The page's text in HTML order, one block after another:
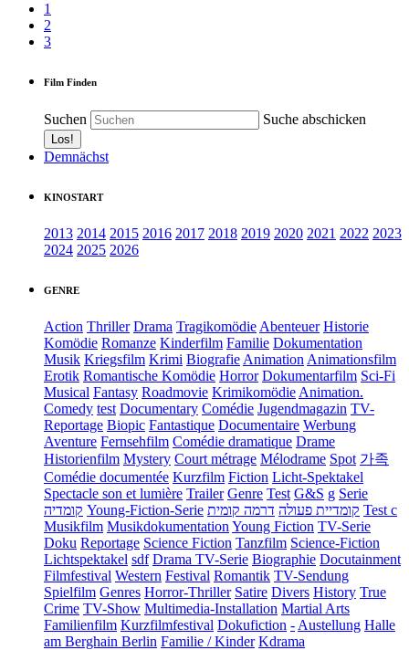
1
2
3
Film Finden
Suchen Suche abschicken
Demnächst
KINOSTART
2013 2014 2015 2016 2017 2018 2019 2020 2021 2022 2023
2024 2025 2026
GENRE
Action Thriller Drama Tragikomödie Abenteuer Historie
Komödie Romanze Kinderfilm Familie Dokumentation
Musik Kriegsfilm Krimi Biografie Animation Animationsfilm
Erotik Romantische Komödie Horror Dokumentarfilm Sci-Fi
Musical Fantasy Roadmovie Krimikomödie Animation.
Comedy test Documentary Comédie Jugendmagazin TV-
Reportage Biopic Fantastique Documentaire Werbung
Aventure Fernsehfilm Comédie dramatique Drame
Historienfilm Mystery Court métrage Mélodrame Spot 가족
Comédie documentée Kurzfilm Fiction Licht-Spektakel
Spectacle son et lumière Trailer Genre Test G&S g Serie
קומדיה Young-Fiction-Serie קומדיית פעולה דרמה קומית
Test c
Musikfilm Musikdokumentation Young Fiction TV-Serie
Doku Reportage Science Fiction Tanzfilm Science-Fiction
Lichtspektakel sdf Drama TV-Serie Biographie Docutainment
Filmfestival Western Festival Romantik TV-Sendung
Spielfilm Genres Horror-Thriller Satire Divers History True
Crime TV-Show Multimedia-Installation Martial Arts
Familienfilm Kurzfilmfestival Dokufiction - Austellung Halle
am Berghain Berlin Familie / Kinder Kdrama